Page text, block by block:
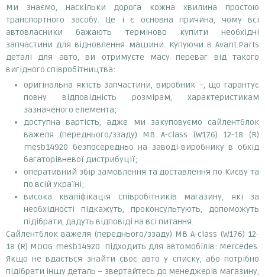
Ми знаємо, наскільки дорога кожна хвилина простою
транспортного засобу. Це і є основна причина, чому всі
автовласники бажають терміново купити необхідні
запчастини для відновлення машини. Купуючи в Avant.Parts
деталі для авто, ви отримуєте масу переваг від такого
вигідного співробітництва:
оригінальна якість запчастини, виробник –, що гарантує
повну відповідність розмірам, характеристикам
зазначеного елемента;
доступна вартість, адже ми закуповуємо сайлентблок
важеля (переднього/ззаду) MB A-class (W176) 12-18 (R)
mesb14920 безпосередньо на заводі-виробнику в обхід
багаторівневої дистрибуції;
оперативний збір замовлення та доставлення по Києву та
по всій Україні;
висока кваліфікація співробітників магазину, які за
необхідності підкажуть, проконсультують, допоможуть
підібрати, дадуть відповіді на всі питання.
Сайлентблок важеля (переднього/ззаду) MB A-class (W176) 12-
18 (R) MOOG mesb14920 підходить для автомобілів: Mercedes.
Якщо не вдається знайти своє авто у списку, або потрібно
підібрати іншу деталь – звертайтесь до менеджерів магазину,